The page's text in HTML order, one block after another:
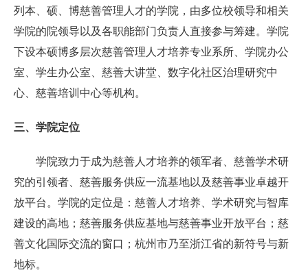
列本、硕、博慈善管理人才的学院，由多位校领导和相关
学院的院领导以及各职能部门负责人直接参与筹建。学院
下设本硕博多层次慈善管理人才培养专业系所、学院办公
室、学生办公室、慈善大讲堂、数字化社区治理研究中
心、慈善培训中心等机构。
三、学院定位
学院致力于成为慈善人才培养的领军者、慈善学术研
究的引领者、慈善服务供应一流基地以及慈善事业卓越开
放平台。学院的定位是：慈善人才培养、学术研究与智库
建设的高地；慈善服务供应基地与慈善事业开放平台；慈
善文化国际交流的窗口；杭州市乃至浙江省的新符号与新
地标。